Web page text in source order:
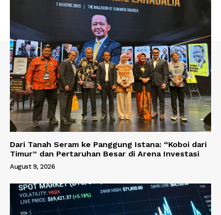
Dari Tanah Seram ke Panggung Istana: “Koboi dari
Timur” dan Pertaruhan Besar di Arena Investasi
August 9, 2026